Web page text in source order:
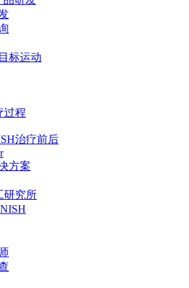
标运动
过程
治疗前后
方案
研究所